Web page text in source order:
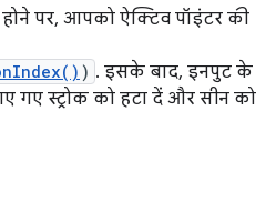
होने पर, आपको ऐक्टिव पॉइंटर की
) . इसके बाद, इनपुट के
गए स्ट्रोक को हटा दें और सीन को